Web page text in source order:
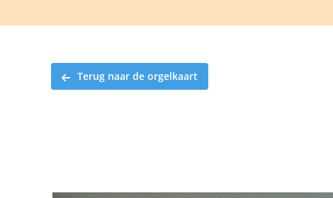
Terug naar de orgelkaart